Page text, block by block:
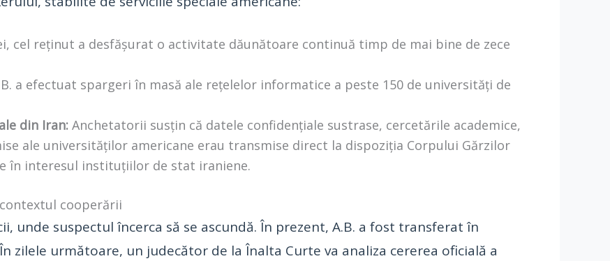
cel reținut a desfășurat o activitate dăunătoare continuă timp de mai bine de zece
a efectuat spargeri în masă ale rețelelor informatice a peste 150 de universități de
din Iran: Anchetatorii susțin că datele confidențiale sustrase, cercetările academice,
ale universităților americane erau transmise direct la dispoziția Corpului Gărzilor
în interesul instituțiilor de stat iraniene.
cooperării
unde suspectul încerca să se ascundă. În prezent, A.B. a fost transferat în
zilele următoare, un judecător de la Înalta Curte va analiza cererea oficială a